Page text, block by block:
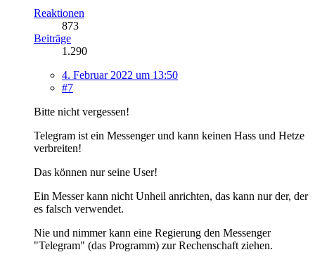
Reaktionen
873
Beiträge
1.290
4. Februar 2022 um 13:50
#7
Bitte nicht vergessen!
Telegram ist ein Messenger und kann keinen Hass und Hetze
verbreiten!
Das können nur seine User!
Ein Messer kann nicht Unheil anrichten, das kann nur der, der
es falsch verwendet.
Nie und nimmer kann eine Regierung den Messenger
"Telegram" (das Programm) zur Rechenschaft ziehen.